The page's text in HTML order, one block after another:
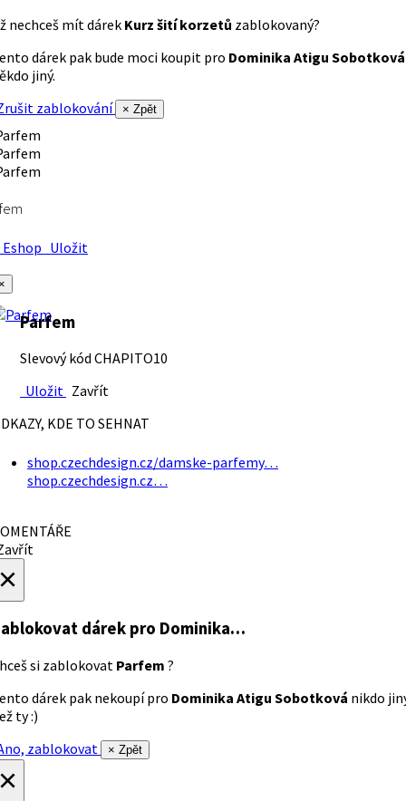
nechceš mít dárek Kurz šití korzetů zablokovaný?
dárek pak bude moci koupit pro Dominika Atigu Sobotková
jiný.
zablokování
× Zpět
Uložit
Parfem
Slevový kód CHAPITO10
Uložit Zavřít
KDE TO SEHNAT
shop.czechdesign.cz/damske-parfemy…
shop.czechdesign.cz…
dárek pro Dominika…
si zablokovat Parfem ?
dárek pak nekoupí pro Dominika Atigu Sobotková nikdo
ty :)
zablokovat
× Zpět